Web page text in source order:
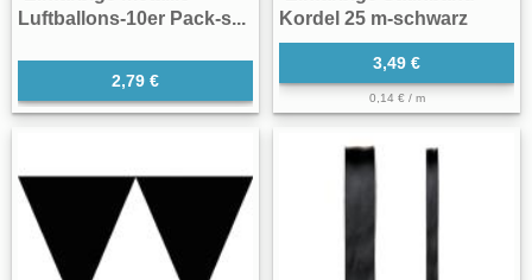
Luftballons-10er Pack-s...
2,79 €
Kordel 25 m-schwarz
3,49 €
0,14 € / m